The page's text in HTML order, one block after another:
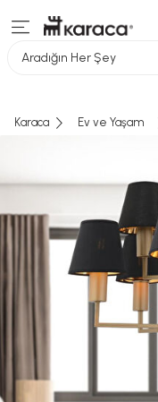
Aradığın Her Şey
Karaca Ev ve Yaşam